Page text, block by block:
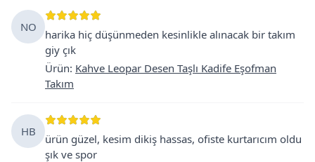
NO
harika hiç düşünmeden kesinlikle alınacak bir takım
giy çık
Ürün: Kahve Leopar Desen Taşlı Kadife Eşofman
Takım
HB
ürün güzel, kesim dikiş hassas, ofiste kurtarıcım oldu
şık ve spor